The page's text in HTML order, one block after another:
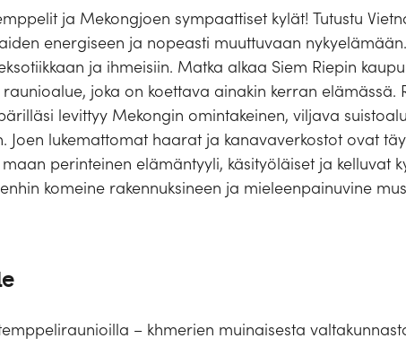
ja Mekongjoen sympaattiset kylät! Tutustu
energiseen ja nopeasti muuttuvaan
ja ihmeisiin. Matka alkaa Siem Riepin
joka on koettava ainakin kerran elämässä.
levittyy Mekongin omintakeinen, viljava
Joen lukemattomat haarat ja kanavaverkostot ovat
perinteinen elämäntyyli, käsityöläiset ja kelluvat
komeine rakennuksineen ja mieleenpainuvine
– khmerien muinaisesta